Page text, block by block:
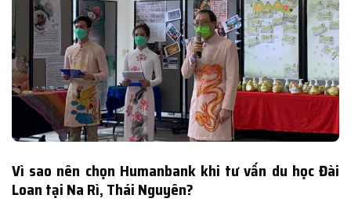
Vì sao nên chọn Humanbank khi tư vấn du học Đài
Loan tại Na Rì, Thái Nguyên?